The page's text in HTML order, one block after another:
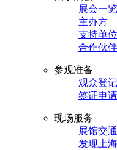
展会一览
主办方
支持单
合作伙伴
参观准备
观众登记
签证申请
现场服务
展馆交通
发现上海